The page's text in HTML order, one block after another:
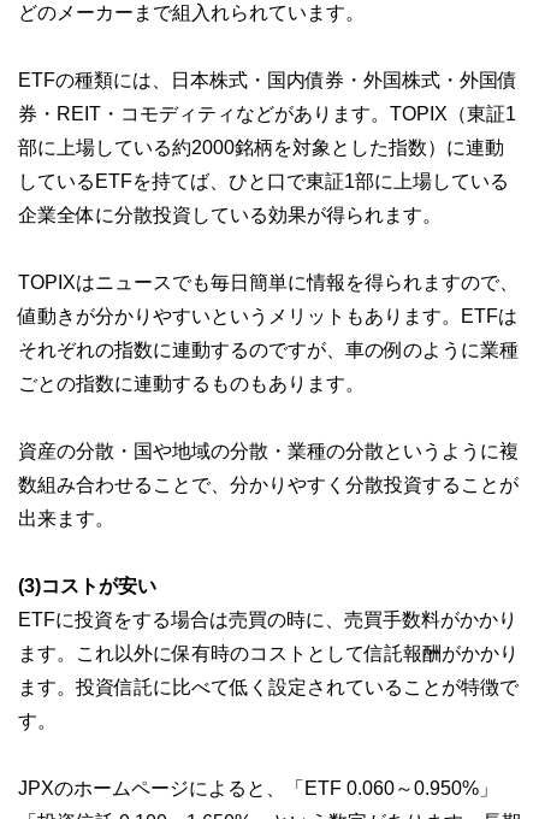
どのメーカーまで組入れられています。
ETFの種類には、日本株式・国内債券・外国株式・外国債
券・REIT・コモディティなどがあります。TOPIX（東証1
部に上場している約2000銘柄を対象とした指数）に連動
しているETFを持てば、ひと口で東証1部に上場している
企業全体に分散投資している効果が得られます。
TOPIXはニュースでも毎日簡単に情報を得られますので、
値動きが分かりやすいというメリットもあります。ETFは
それぞれの指数に連動するのですが、車の例のように業種
ごとの指数に連動するものもあります。
資産の分散・国や地域の分散・業種の分散というように複
数組み合わせることで、分かりやすく分散投資することが
出来ます。
(3)コストが安い
ETFに投資をする場合は売買の時に、売買手数料がかかり
ます。これ以外に保有時のコストとして信託報酬がかかり
ます。投資信託に比べて低く設定されていることが特徴で
す。
JPXのホームページによると、「ETF 0.060～0.950%」